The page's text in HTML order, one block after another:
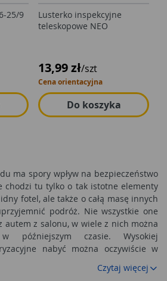
25/9
Lusterko inspekcyjne
teleskopowe NEO
13,99 zł/szt
Cena orientacyjna
Do koszyka
ma spory wpływ na bezpieczeństwo
chodzi tu tylko o tak istotne elementy
fotel, ale także o całą masę innych
podróż. Nie wszystkie one
autem z salonu, w wiele z nich można
późniejszym czasie. Wysokiej
nabyć można oczywiście w
Czytaj więcej